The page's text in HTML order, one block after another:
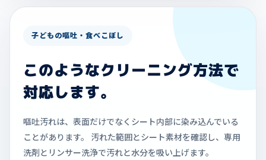
子どもの嘔吐・食べこぼし
このようなクリーニング方法で
対応します。
嘔吐汚れは、表面だけでなくシート内部に染み込んでいる
ことがあります。 汚れた範囲とシート素材を確認し、専用
洗剤とリンサー洗浄で汚れと水分を吸い上げます。